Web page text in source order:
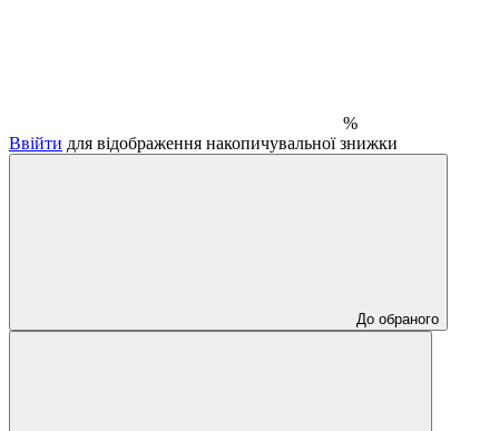
%
Ввійти для відображення накопичувальної знижки
До обраного